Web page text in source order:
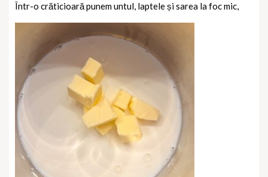
Într-o crăticioară punem untul, laptele și sarea la foc mic,